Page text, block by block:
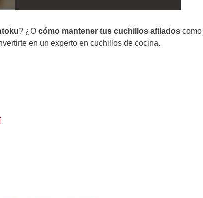
? ¿O cómo mantener tus cuchillos afilados como
en un experto en cuchillos de cocina.